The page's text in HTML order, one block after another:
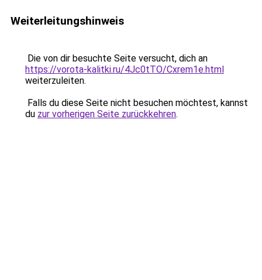
Weiterleitungshinweis
Die von dir besuchte Seite versucht, dich an
https://vorota-kalitki.ru/4Jc0tTO/Cxrem1e.html
weiterzuleiten.
Falls du diese Seite nicht besuchen möchtest, kannst
du zur vorherigen Seite zurückkehren.